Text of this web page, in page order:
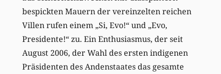
bespickten Mauern der vereinzelten reichen
Villen rufen einem „Si, Evo!“ und „Evo,
Presidente!“ zu. Ein Enthusiasmus, der seit
August 2006, der Wahl des ersten indigenen
Präsidenten des Andenstaates das gesamte